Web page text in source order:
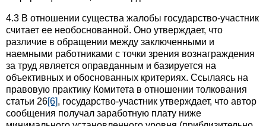
4.3 В отношении существа жалобы государство-участник
считает ее необоснованной. Оно утверждает, что
различие в обращении между заключенными и
наемными работниками с точки зрения вознаграждения
за труд является оправданным и базируется на
объективных и обоснованных критериях. Ссылаясь на
правовую практику Комитета в отношении толкования
статьи 26[6], государство-участник утверждает, что автор
сообщения получал заработную плату ниже